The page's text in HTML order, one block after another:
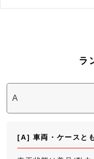
ラ
[A] 車両・ケースと